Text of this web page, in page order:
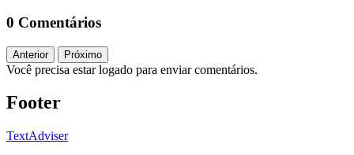
0 Comentários
Anterior Próximo
Você precisa estar logado para enviar comentários.
Footer
TextAdviser